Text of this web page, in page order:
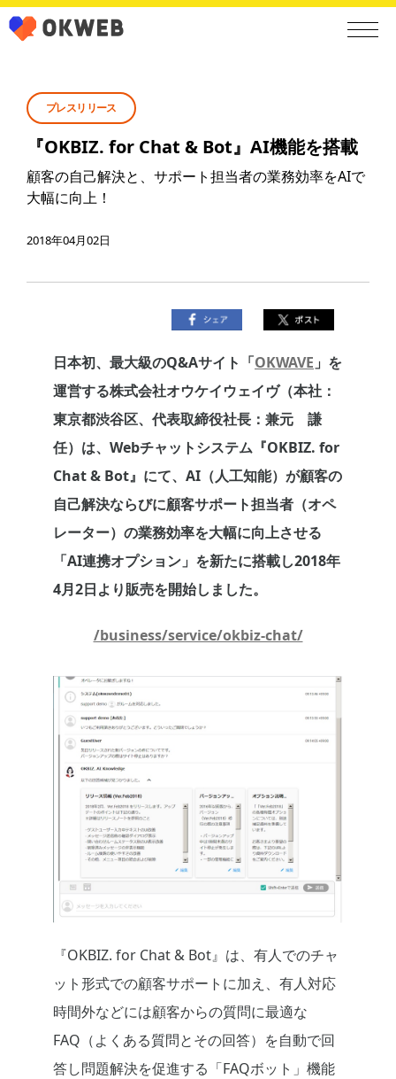
プレスリリース
『OKBIZ. for Chat & Bot』AI機能を搭載
顧客の自己解決と、サポート担当者の業務効率をAIで
大幅に向上！
2018年04月02日
日本初、最大級のQ&Aサイト「OKWAVE 」を
運営する株式会社オウケイウェイヴ（本社：
東京都渋谷区、代表取締役社長：兼元 謙
任）は、Webチャットシステム『OKBIZ. for
Chat & Bot』にて、AI（人工知能）が顧客の
自己解決ならびに顧客サポート担当者（オペ
レーター）の業務効率を大幅に向上させる
「AI連携オプション」を新たに搭載し2018年
4月2日より販売を開始しました。
/business/service/okbiz-chat/
『OKBIZ. for Chat & Bot』は、有人でのチャ
ット形式での顧客サポートに加え、有人対応
時間外などには顧客からの質問に最適な
FAQ（よくある質問とその回答）を自動で回
答し問題解決を促進する「FAQボット」機能